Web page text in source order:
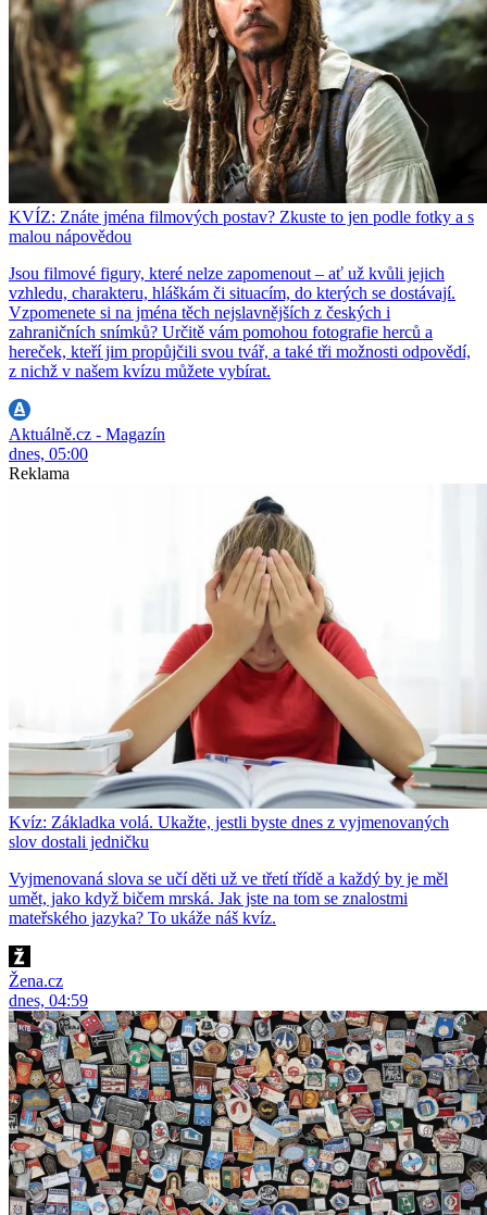
KVÍZ: Znáte jména filmových postav? Zkuste to jen podle fotky a s
malou nápovědou
Jsou filmové figury, které nelze zapomenout – ať už kvůli jejich
vzhledu, charakteru, hláškám či situacím, do kterých se dostávají.
Vzpomenete si na jména těch nejslavnějších z českých i
zahraničních snímků? Určitě vám pomohou fotografie herců a
hereček, kteří jim propůjčili svou tvář, a také tři možnosti odpovědí,
z nichž v našem kvízu můžete vybírat.
Aktuálně.cz - Magazín
dnes, 05:00
Reklama
Kvíz: Základka volá. Ukažte, jestli byste dnes z vyjmenovaných
slov dostali jedničku
Vyjmenovaná slova se učí děti už ve třetí třídě a každý by je měl
umět, jako když bičem mrská. Jak jste na tom se znalostmi
mateřského jazyka? To ukáže náš kvíz.
Žena.cz
dnes, 04:59